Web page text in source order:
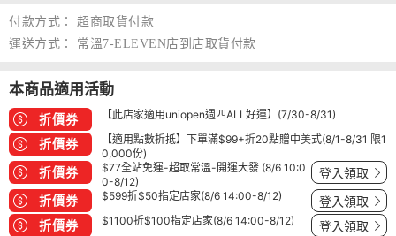
付款方式：
超商取貨付款
運送方式：
常溫7-ELEVEN店到店取貨付款
本商品適用活動
折價券 【此店家適用uniopen週四ALL好運】(7/30-8/31)
折價券
【適用點數折抵】下單滿$99+折20點贈中美式(8/1-8/31 限1
0,000份)
折價券
$77全站免運-超取常溫-開運大發 (8/6 10:0
0-8/12)
登入領取
折價券 $599折$50指定店家(8/6 14:00-8/12) 登入領取
折價券 $1100折$100指定店家(8/6 14:00-8/12) 登入領取